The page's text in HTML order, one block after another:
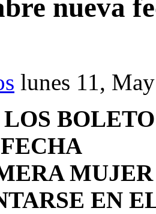
nueva
lunes 11,
EN